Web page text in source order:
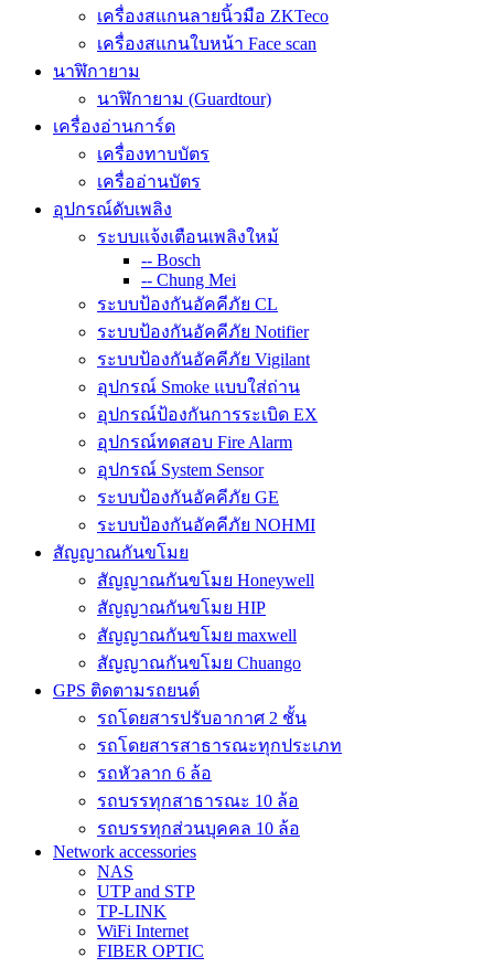
เครื่องสแกนลายนิ้วมือ ZKTeco
เครื่องสแกนใบหน้า Face scan
นาฬิกายาม
นาฬิกายาม (Guardtour)
เครื่องอ่านการ์ด
เครื่องทาบบัตร
เครื่ออ่านบัตร
อุปกรณ์ดับเพลิง
ระบบแจ้งเตือนเพลิงใหม้
-- Bosch
-- Chung Mei
ระบบป้องกันอัคคีภัย CL
ระบบป้องกันอัคคีภัย Notifier
ระบบป้องกันอัคคีภัย Vigilant
อุปกรณ์ Smoke แบบใส่ถ่าน
อุปกรณ์ป้องกันการระเบิด EX
อุปกรณ์ทดสอบ Fire Alarm
อุปกรณ์ System Sensor
ระบบป้องกันอัคคีภัย GE
ระบบป้องกันอัคคีภัย NOHMI
สัญญาณกันขโมย
สัญญาณกันขโมย Honeywell
สัญญาณกันขโมย HIP
สัญญาณกันขโมย maxwell
สัญญาณกันขโมย Chuango
GPS ติดตามรถยนต์
รถโดยสารปรับอากาศ 2 ชั้น
รถโดยสารสาธารณะทุกประเภท
รถหัวลาก 6 ล้อ
รถบรรทุกสาธารณะ 10 ล้อ
รถบรรทุกส่วนบุคคล 10 ล้อ
Network accessories
NAS
UTP and STP
TP-LINK
WiFi Internet
FIBER OPTIC